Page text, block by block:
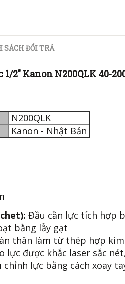
SÁCH ĐỔI TRẢ
2" Kanon N200QLK 40-
N200QLK
Kanon - Nhật Bản
Đầu cần lực tích hợp
bằng lẫy gạt
thân làm từ thép hợp
lực được khắc laser sắc
chỉnh lực bằng cách xoay